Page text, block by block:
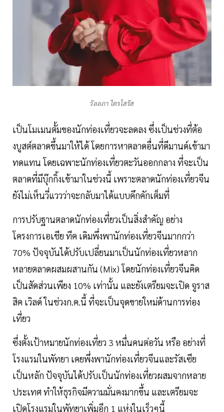
วัลลภา ไตรโสรัส
เป็นโมเมนตั้มของนักท่องเที่ยวจะลดลง ซึ่งเป็นช่วงที่ต้อ
งบูสต์ตลาดขึ้นมาให้ได้ โดยการหาตลาดอื่นที่ดีมานด์เข้ามา
ทดแทน โดยเฉพาะนักท่องเที่ยวตะวันออกกลาง ที่จะเป็น
ตลาดที่มีบุ๊กกิ้งเข้ามาในช่วงนี้ เพราะตลาดนักท่องเที่ยวจีน
ยังไม่เห็นวี่แววว่าจะกลับมาได้แบบคึกคักเต็มที่
การปรับฐานตลาดนักท่องเที่ยวเป็นสิ่งสำคัญ อย่าง
โครงการเอเชีย ทีค เดิมพึ่งพานักท่องเที่ยวจีนมากกว่า
70% ปัจจุบันได้ปรับเปลี่ยนมาเป็นนักท่องเที่ยวหลาก
หลายตลาดผสมผสานกัน (Mix) โดยนักท่องเที่ยวจีนคิด
เป็นสัดส่วนเพียง 10% เท่านั้น และยังเตรียมจะเปิด จูราส
สิค เวิลด์ ในช่วงก.ค.นี้ ที่จะเป็นจุดขายใหม่ด้านการท่อง
เที่ยว
ซึ่งตั้งเป้าหมายนักท่องเที่ยว 3 หมื่นคนต่อวัน หรือ อย่างที่
โรงแรมในพัทยา เคยพึ่งพานักท่องเที่ยวจีนและรัสเซีย
เป็นหลัก ปัจจุบันได้ปรับเป็นนักท่องเที่ยวผสมจากหลาย
ประเทศ ทำให้ธุรกิจมีความมั่นคงมากขึ้น และเตรียมจะ
เปิดโรงแรมในพัทยาเพิ่มอีก 1 แห่งในเร็วๆนี้